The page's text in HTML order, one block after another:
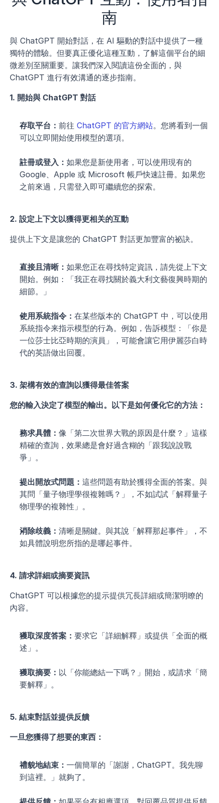
南
與 ChatGPT 開始對話，在 AI 驅動的對話中提供了一種
獨特的體驗。但要真正優化這種互動，了解這個平台的細
微差別至關重要。讓我們深入閱讀這份全面的，與
ChatGPT 進行有效溝通的逐步指南。
1. 開始與 ChatGPT 對話
存取平台： 前往 ChatGPT 的官方網站。您將看到一個
可以立即開始使用模型的選項。
註冊或登入： 如果您是新使用者，可以使用現有的
Google、Apple 或 Microsoft 帳戶快速註冊。如果您
之前來過，只需登入即可繼續您的探索。
2. 設定上下文以獲得更相关的互動
提供上下文是讓您的 ChatGPT 對話更加豐富的祕訣。
直接且清晰： 如果您正在尋找特定資訊，請先從上下文
開始。例如：「我正在尋找關於義大利文藝復興時期的
細節。」
使用系統指令： 在某些版本的 ChatGPT 中，可以使用
系統指令来指示模型的行為。例如，告訴模型：「你是
一位莎士比亞時期的演員」，可能會讓它用伊麗莎白時
代的英語做出回覆。
3. 架構有效的查詢以獲得最佳答案
您的輸入決定了模型的輸出。以下是如何優化它的方法：
務求具體： 像「第二次世界大戰的原因是什麼？」這樣
精確的查詢，效果總是會好過含糊的「跟我說說戰
爭」。
提出開放式問題： 這些問題有助於獲得全面的答案。與
其問「量子物理學很複雜嗎？」，不如試試「解釋量子
物理學的複雜性」。
消除歧義： 清晰是關鍵。與其說「解釋那起事件」，不
如具體說明您所指的是哪起事件。
4. 請求詳細或摘要資訊
ChatGPT 可以根據您的提示提供冗長詳細或簡潔明瞭的
內容。
獲取深度答案： 要求它「詳細解釋」或提供「全面的概
述」。
獲取摘要： 以「你能總結一下嗎？」開始，或請求「簡
要解釋」。
5. 結束對話並提供反饋
一旦您獲得了想要的東西：
禮貌地結束： 一個簡單的「謝謝，ChatGPT。我先聊
到這裡。」就夠了。